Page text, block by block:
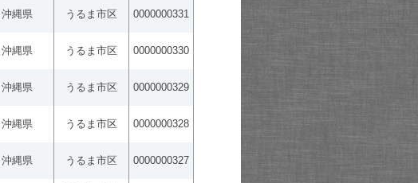
沖縄県 うるま市区 0000000331
沖縄県 うるま市区 0000000330
沖縄県 うるま市区 0000000329
沖縄県 うるま市区 0000000328
沖縄県 うるま市区 0000000327